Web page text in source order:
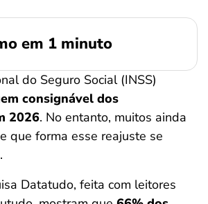
em 1 minuto
do Seguro Social (INSS)
consignável dos
2026. No entanto, muitos ainda
que forma esse reajuste se
Datatudo, feita com leitores